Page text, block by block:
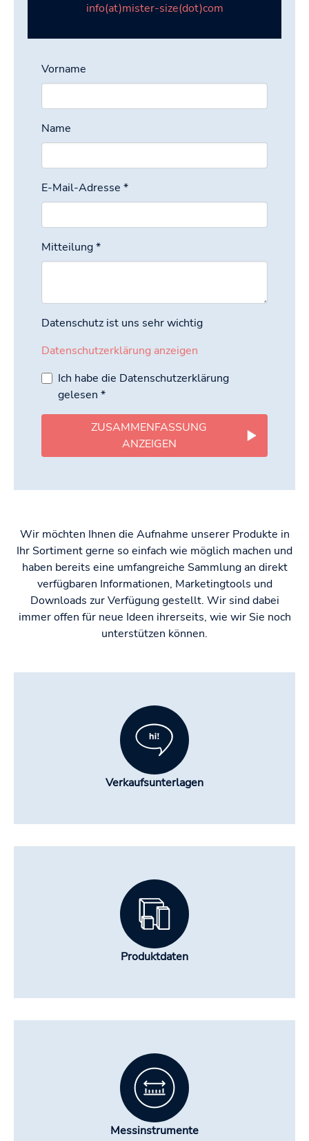
info(at)mister-size(dot)com
Vorname
Name
E-Mail-Adresse *
Mitteilung*
Datenschutz ist uns sehr wichtig
Datenschutzerklärung anzeigen
Ich habe die Datenschutzerklärung
gelesen *
ZUSAMMENFASSUNG
ANZEIGEN
Wir möchten Ihnen die Aufnahme unserer Produkte in
Ihr Sortiment gerne so einfach wie möglich machen und
haben bereits eine umfangreiche Sammlung an direkt
verfügbaren Informationen, Marketingtools und
Downloads zur Verfügung gestellt. Wir sind dabei
immer offen für neue Ideen ihrerseits, wie wir Sie noch
unterstützen können.
Verkaufsunterlagen
Produktdaten
Messinstrumente